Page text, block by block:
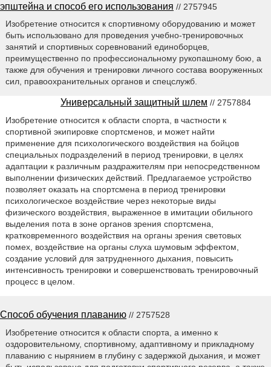
эпштейна и способ его использования // 2757945
Изобретение относится к спортивному оборудованию и может
быть использовано для проведения учебно-тренировочных
занятий и спортивных соревнований единоборцев,
преимущественно по профессиональному рукопашному бою, а
также для обучения и тренировки личного состава вооруженных
сил, правоохранительных органов и спецслужб.
Универсальный защитный шлем // 2757884
Изобретение относится к области спорта, в частности к
спортивной экипировке спортсменов, и может найти
применение для психологического воздействия на бойцов
специальных подразделений в период тренировки, в целях
адаптации к различным раздражителям при непосредственном
выполнении физических действий. Предлагаемое устройство
позволяет оказать на спортсмена в период тренировки
психологическое воздействие через некоторые виды
физического воздействия, выраженное в имитации обильного
выделения пота в зоне органов зрения спортсмена,
кратковременного воздействия на органы зрения световых
помех, воздействие на органы слуха шумовым эффектом,
создание условий для затрудненного дыхания, повысить
интенсивность тренировки и совершенствовать тренировочный
процесс в целом.
Способ обучения плаванию // 2757528
Изобретение относится к области спорта, а именно к
оздоровительному, спортивному, адаптивному и прикладному
плаванию с нырянием в глубину с задержкой дыхания, и может